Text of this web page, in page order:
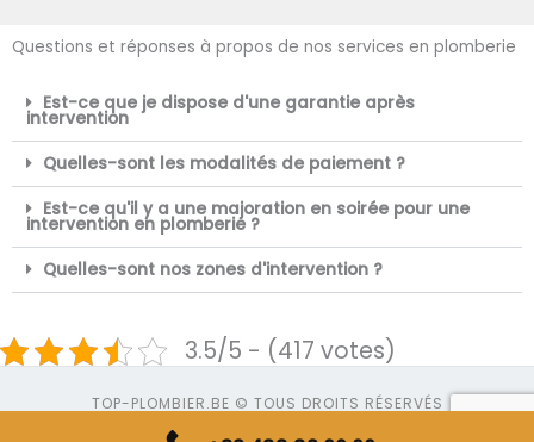
Questions et réponses à propos de nos services en plomberie
Est-ce que je dispose d'une garantie après
intervention
Quelles-sont les modalités de paiement ?
Est-ce qu'il y a une majoration en soirée pour une
intervention en plomberie ?
Quelles-sont nos zones d'intervention ?
3.5/5 - (417 votes)
TOP-PLOMBIER.BE © TOUS DROITS RÉSERVÉS